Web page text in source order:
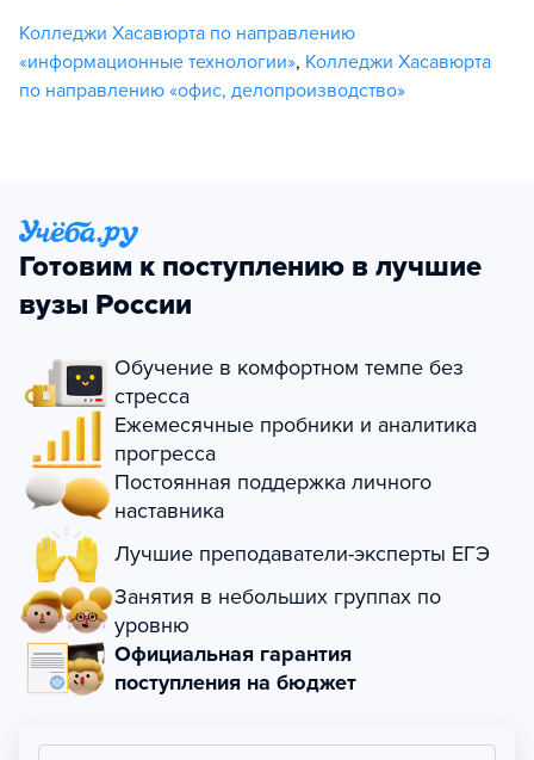
Колледжи Хасавюрта по направлению
«информационные технологии», Колледжи Хасавюрта
по направлению «офис, делопроизводство»
Готовим к поступлению в лучшие
вузы России
Обучение в комфортном темпе без
стресса
Ежемесячные пробники и аналитика
прогресса
Постоянная поддержка личного
наставника
Лучшие преподаватели-эксперты ЕГЭ
Занятия в небольших группах по
уровню
Официальная гарантия
поступления на бюджет